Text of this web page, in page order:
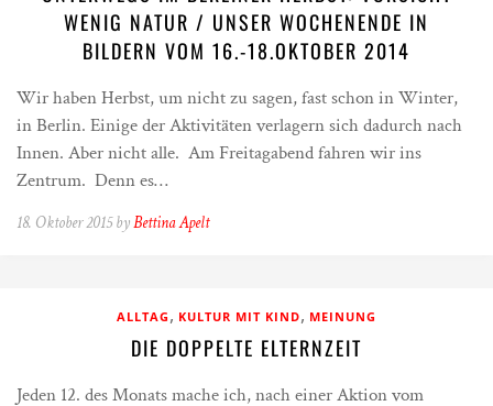
WENIG NATUR / UNSER WOCHENENDE IN
BILDERN VOM 16.-18.OKTOBER 2014
Wir haben Herbst, um nicht zu sagen, fast schon in Winter,
in Berlin. Einige der Aktivitäten verlagern sich dadurch nach
Innen. Aber nicht alle. Am Freitagabend fahren wir ins
Zentrum. Denn es…
18. Oktober 2015 byBettina Apelt
ALLTAG , KULTUR MIT KIND, MEINUNG
DIE DOPPELTE ELTERNZEIT
Jeden 12. des Monats mache ich, nach einer Aktion vom